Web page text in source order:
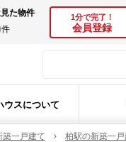
た物件
件
1分で完了！
会員登録
ウスについて
築一戸建て 柏駅の新築一戸